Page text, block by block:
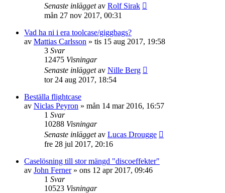
Senaste inläggetav Rolf Sirak
mån 27 nov 2017, 00:31
Vad ha ni i era toolcase/giggbags?
av Mattias Carlsson » tis 15 aug 2017, 19:58
3 Svar
12475 Visningar
Senaste inläggetav Nille Berg
tor 24 aug 2017, 18:54
Beställa flightcase
av Niclas Peyron » mån 14 mar 2016, 16:57
1 Svar
10288 Visningar
Senaste inläggetav Lucas Drougge
fre 28 jul 2017, 20:16
Caselösning till stor mängd "discoeffekter"
av John Ferner» ons 12 apr 2017, 09:46
1 Svar
10523 Visningar